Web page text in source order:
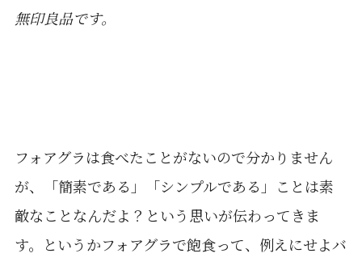
無印良品です。
フォアグラは食べたことがないので分かりません
が、「簡素である」「シンプルである」ことは素
敵なことなんだよ？という思いが伝わってきま
す。というかフォアグラで飽食って、例えにせよバ